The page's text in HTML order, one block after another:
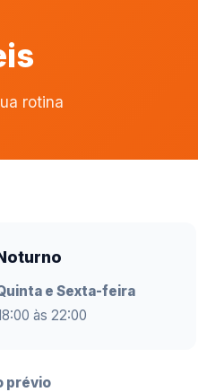
rotina
e Sexta-feira
às 22:00
prévio